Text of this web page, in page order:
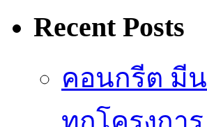
Recent Posts
คอนกรีต มี